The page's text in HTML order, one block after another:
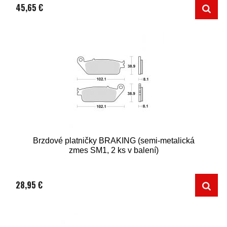
45,65 €
Brzdové platničky BRAKING (semi-metalická
zmes SM1, 2 ks v balení)
28,95 €